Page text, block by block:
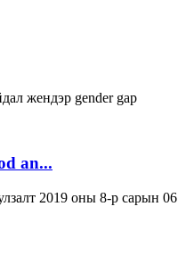
жендэр gender gap
an...
2019 оны 8-р сарын 06